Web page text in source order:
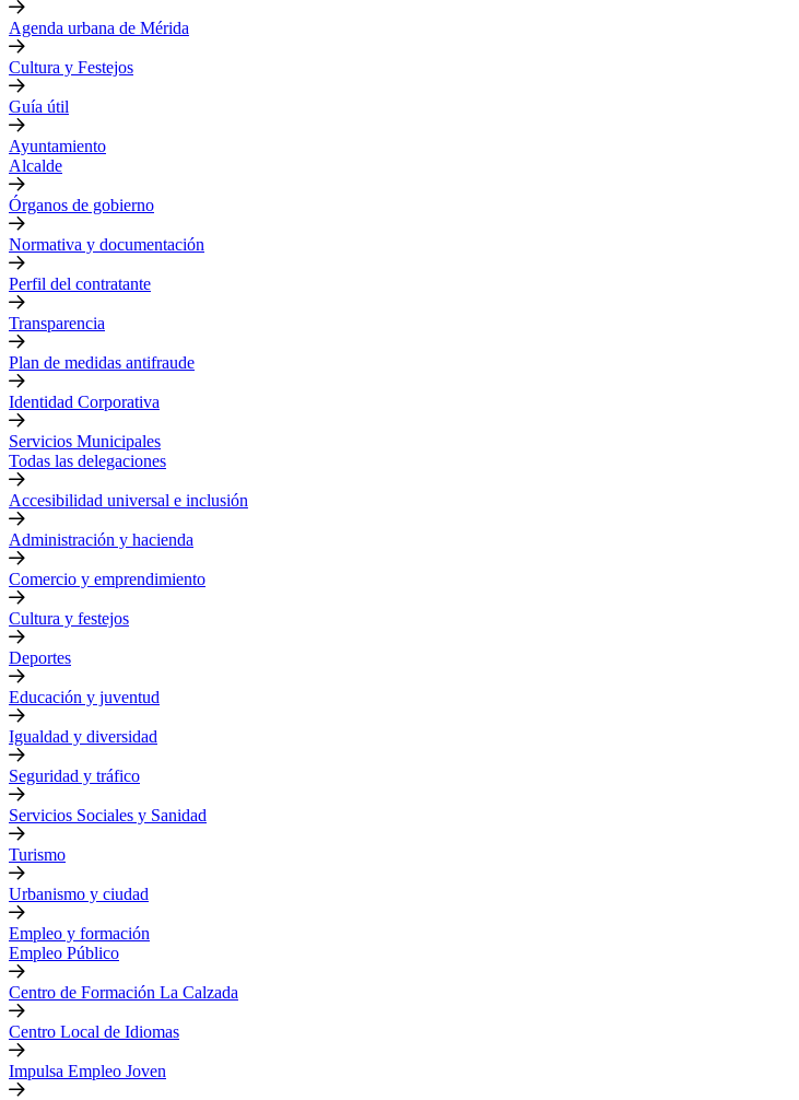
Agenda urbana de Mérida
Cultura y Festejos
Guía útil
Ayuntamiento
Alcalde
Órganos de gobierno
Normativa y documentación
Perfil del contratante
Transparencia
Plan de medidas antifraude
Identidad Corporativa
Servicios Municipales
Todas las delegaciones
Accesibilidad universal e inclusión
Administración y hacienda
Comercio y emprendimiento
Cultura y festejos
Deportes
Educación y juventud
Igualdad y diversidad
Seguridad y tráfico
Servicios Sociales y Sanidad
Turismo
Urbanismo y ciudad
Empleo y formación
Empleo Público
Centro de Formación La Calzada
Centro Local de Idiomas
Impulsa Empleo Joven